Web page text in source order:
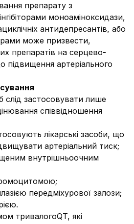
препарату з
моноаміноксидази,
антидепресантів, або
може призвести,
препаратів на серцево-
підвищення артеріального
слід застосовувати лише
співвідношення
лікарські засоби, що
артеріальний тиск;
внутрішньоочним
передміхурової залози;
тривалогоQT, які